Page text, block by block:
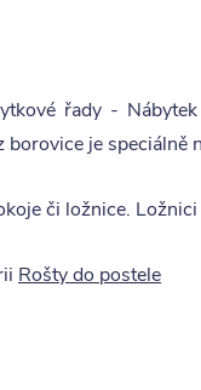
řady -
je speciálně
či ložnice.
Rošty do postele